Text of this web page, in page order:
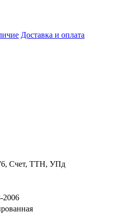
Доставка и оплата
Счет, ТТН, УПд